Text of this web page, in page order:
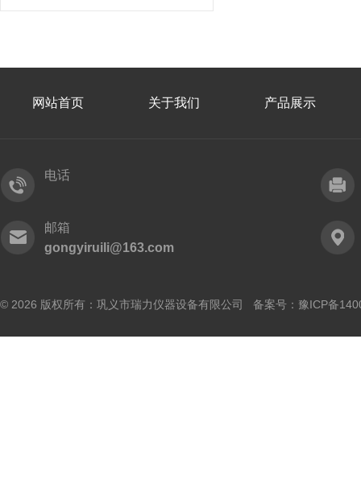
网站首页 关于我们 产品展示
电话
邮箱
gongyiruili@163.com
© 2026 版权所有：巩义市瑞力仪器设备有限公司 备案号： 豫ICP备